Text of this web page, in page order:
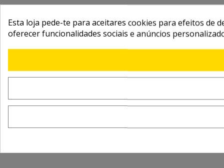
Esta loja pede-te para aceitares cookies para efeitos de
oferecer funcionalidades sociais e anúncios